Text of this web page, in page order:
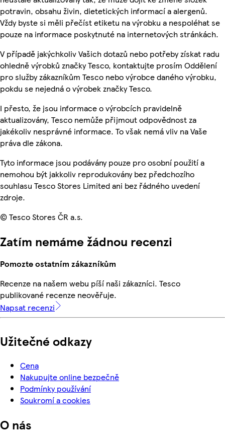
potravin, obsahu živin, dietetických informací a alergenů.
Vždy byste si měli přečíst etiketu na výrobku a nespoléhat se
pouze na informace poskytnuté na internetových stránkách.
V případě jakýchkoliv Vašich dotazů nebo potřeby získat radu
ohledně výrobků značky Tesco, kontaktujte prosím Oddělení
pro služby zákazníkům Tesco nebo výrobce daného výrobku,
pokdu se nejedná o výrobek značky Tesco.
I přesto, že jsou informace o výrobcích pravidelně
aktualizovány, Tesco nemůže přijmout odpovědnost za
jakékoliv nesprávné informace. To však nemá vliv na Vaše
práva dle zákona.
Tyto informace jsou podávány pouze pro osobní použití a
nemohou být jakkoliv reprodukovány bez předchozího
souhlasu Tesco Stores Limited ani bez řádného uvedení
zdroje.
© Tesco Stores ČR a.s.
Zatím nemáme žádnou recenzi
Pomozte ostatním zákazníkům
Recenze na našem webu píší naši zákazníci. Tesco
publikované recenze neověřuje.
Napsat recenzi
Užitečné odkazy
Cena
Nakupujte online bezpečně
Podmínky používání
Soukromí a cookies
O nás